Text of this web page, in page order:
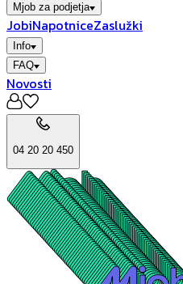
Mjob za podjetja
JobiNapotniceZaslužki
Info
FAQ
Novosti
04 20 20 450